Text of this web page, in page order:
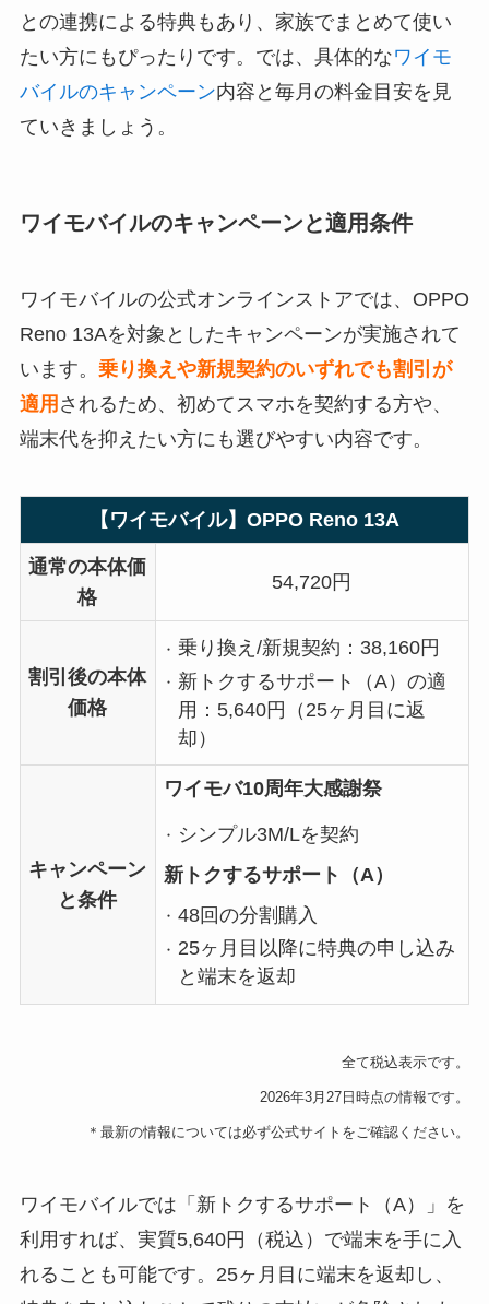
との連携による特典もあり、家族でまとめて使い
たい方にもぴったりです。では、具体的なワイモ
バイルのキャンペーン内容と毎月の料金目安を見
ていきましょう。
ワイモバイルのキャンペーンと適用条件
ワイモバイルの公式オンラインストアでは、OPPO
Reno 13Aを対象としたキャンペーンが実施されて
います。 乗り換えや新規契約のいずれでも割引が
適用 されるため、初めてスマホを契約する方や、
端末代を抑えたい方にも選びやすい内容です。
【ワイモバイル】OPPO Reno 13A
通常の本体価
格
54,720円
割引後の本体
価格
乗り換え/新規契約：38,160円
新トクするサポート（A）の適
用：5,640円（25ヶ月目に返
却）
キャンペーン
と条件
ワイモバ10周年大感謝祭
シンプル3M/Lを契約
新トクするサポート（A）
48回の分割購入
25ヶ月目以降に特典の申し込み
と端末を返却
全て税込表示です。
2026年3月27日時点の情報です。
＊最新の情報については必ず公式サイトをご確認ください。
ワイモバイルでは「新トクするサポート（A）」を
利用すれば、実質5,640円（税込）で端末を手に入
れることも可能です。25ヶ月目に端末を返却し、